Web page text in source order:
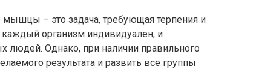
мышцы – это задача, требующая терпения и
каждый организм индивидуален, и
людей. Однако, при наличии правильного
результата и развить все группы